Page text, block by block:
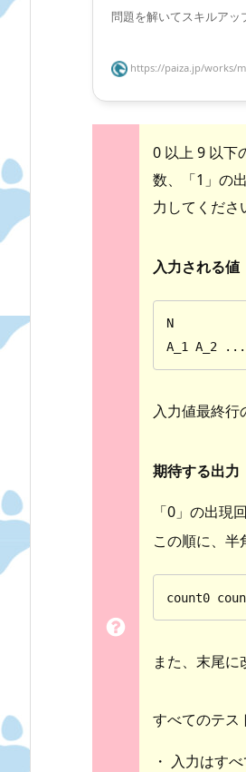
問題を解いてスキルアッ
https://paiza.jp/works/
0 以上 9 以下
数、「1」の
力してくださ
入力される値
N
A_1 A_2 ...
入力値最終行
期待する出力
「0」の出現
この順に、半
count0
また、末尾に
すべてのテス
・ 入力はす